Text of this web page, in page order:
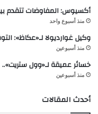
أكسيوس: المفاوضات تتقدم
منذ أسبوع واحد
وكيل غوارديولا لـ«عكاظ»:
منذ أسبوعين
خسائر عميقة لـ«وول ستريت».. «داو
منذ أسبوعين
أحدث المقالات